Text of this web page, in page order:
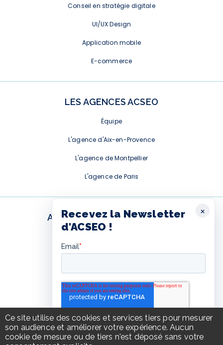
Ce site utilise des cookies et services tiers pour mesurer
son audience et améliorer votre expérience. Aucun
cookie de mesure ou de tiers n'est déposé sans votre
×
Recevez la Newsletter
d'ACSEO !
Conseil en stratégie digitale
UI/UX Design
Application mobile
E-commerce
LES AGENCES ACSEO
Équipe
L'agence d'Aix-en-Provence
L'agence de Montpellier
L'agence de Paris
ABONNEMENT NEWSLETTER
Hubspot. Pour l'afficher, vous
Autoriser les cookies Hubspot
© ACSEO 2026 Tous droits réservés